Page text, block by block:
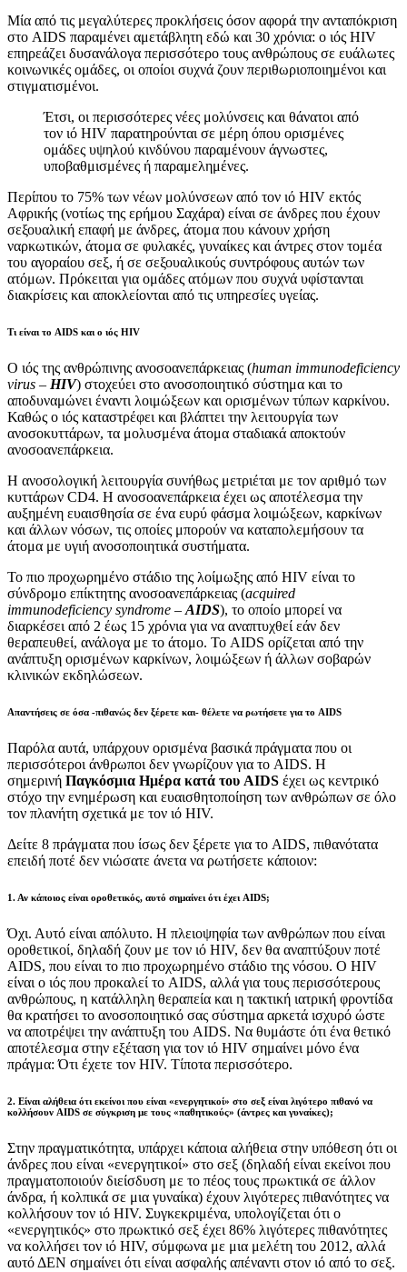
Μία από τις μεγαλύτερες προκλήσεις όσον αφορά την ανταπόκριση
στο AIDS παραμένει αμετάβλητη εδώ και 30 χρόνια: ο ιός HIV
επηρεάζει δυσανάλογα περισσότερο τους ανθρώπους σε ευάλωτες
κοινωνικές ομάδες, οι οποίοι συχνά ζουν περιθωριοποιημένοι και
στιγματισμένοι.
Έτσι, οι περισσότερες νέες μολύνσεις και θάνατοι από
τον ιό HIV παρατηρούνται σε μέρη όπου ορισμένες
ομάδες υψηλού κινδύνου παραμένουν άγνωστες,
υποβαθμισμένες ή παραμελημένες.
Περίπου το 75% των νέων μολύνσεων από τον ιό HIV εκτός
Αφρικής (νοτίως της ερήμου Σαχάρα) είναι σε άνδρες που έχουν
σεξουαλική επαφή με άνδρες, άτομα που κάνουν χρήση
ναρκωτικών, άτομα σε φυλακές, γυναίκες και άντρες στον τομέα
του αγοραίου σεξ, ή σε σεξουαλικούς συντρόφους αυτών των
ατόμων. Πρόκειται για ομάδες ατόμων που συχνά υφίστανται
διακρίσεις και αποκλείονται από τις υπηρεσίες υγείας.
Τι είναι το AIDS και ο ιός HIV
Ο ιός της ανθρώπινης ανοσοανεπάρκειας (human immunodeficiency
virus – HIV) στοχεύει στο ανοσοποιητικό σύστημα και το
αποδυναμώνει έναντι λοιμώξεων και ορισμένων τύπων καρκίνου.
Καθώς ο ιός καταστρέφει και βλάπτει την λειτουργία των
ανοσοκυττάρων, τα μολυσμένα άτομα σταδιακά αποκτούν
ανοσοανεπάρκεια.
Η ανοσολογική λειτουργία συνήθως μετριέται με τον αριθμό των
κυττάρων CD4. Η ανοσοανεπάρκεια έχει ως αποτέλεσμα την
αυξημένη ευαισθησία σε ένα ευρύ φάσμα λοιμώξεων, καρκίνων
και άλλων νόσων, τις οποίες μπορούν να καταπολεμήσουν τα
άτομα με υγιή ανοσοποιητικά συστήματα.
Το πιο προχωρημένο στάδιο της λοίμωξης από HIV είναι το
σύνδρομο επίκτητης ανοσοανεπάρκειας (acquired
immunodeficiency syndrome – AIDS), το οποίο μπορεί να
διαρκέσει από 2 έως 15 χρόνια για να αναπτυχθεί εάν δεν
θεραπευθεί, ανάλογα με το άτομο. Το AIDS ορίζεται από την
ανάπτυξη ορισμένων καρκίνων, λοιμώξεων ή άλλων σοβαρών
κλινικών εκδηλώσεων.
Απαντήσεις σε όσα -πιθανώς δεν ξέρετε και- θέλετε να ρωτήσετε για το AIDS
Παρόλα αυτά, υπάρχουν ορισμένα βασικά πράγματα που οι
περισσότεροι άνθρωποι δεν γνωρίζουν για το AIDS. Η
σημερινή Παγκόσμια Ημέρα κατά του AIDS έχει ως κεντρικό
στόχο την ενημέρωση και ευαισθητοποίηση των ανθρώπων σε όλο
τον πλανήτη σχετικά με τον ιό HIV.
Δείτε 8 πράγματα που ίσως δεν ξέρετε για το AIDS, πιθανότατα
επειδή ποτέ δεν νιώσατε άνετα να ρωτήσετε κάποιον:
1. Αν κάποιος είναι οροθετικός, αυτό σημαίνει ότι έχει AIDS;
Όχι. Αυτό είναι απόλυτο. Η πλειοψηφία των ανθρώπων που είναι
οροθετικοί, δηλαδή ζουν με τον ιό HIV, δεν θα αναπτύξουν ποτέ
AIDS, που είναι το πιο προχωρημένο στάδιο της νόσου. Ο HIV
είναι ο ιός που προκαλεί το AIDS, αλλά για τους περισσότερους
ανθρώπους, η κατάλληλη θεραπεία και η τακτική ιατρική φροντίδα
θα κρατήσει το ανοσοποιητικό σας σύστημα αρκετά ισχυρό ώστε
να αποτρέψει την ανάπτυξη του AIDS. Να θυμάστε ότι ένα θετικό
αποτέλεσμα στην εξέταση για τον ιό HIV σημαίνει μόνο ένα
πράγμα: Ότι έχετε τον HIV. Τίποτα περισσότερο.
2. Είναι αλήθεια ότι εκείνοι που είναι «ενεργητικοί» στο σεξ είναι λιγότερο πιθανό να
κολλήσουν AIDS σε σύγκριση με τους «παθητικούς» (άντρες και γυναίκες);
Στην πραγματικότητα, υπάρχει κάποια αλήθεια στην υπόθεση ότι οι
άνδρες που είναι «ενεργητικοί» στο σεξ (δηλαδή είναι εκείνοι που
πραγματοποιούν διείσδυση με το πέος τους πρωκτικά σε άλλον
άνδρα, ή κολπικά σε μια γυναίκα) έχουν λιγότερες πιθανότητες να
κολλήσουν τον ιό HIV. Συγκεκριμένα, υπολογίζεται ότι ο
«ενεργητικός» στο πρωκτικό σεξ έχει 86% λιγότερες πιθανότητες
να κολλήσει τον ιό HIV, σύμφωνα με μια μελέτη του 2012, αλλά
αυτό ΔΕΝ σημαίνει ότι είναι ασφαλής απέναντι στον ιό από το σεξ.